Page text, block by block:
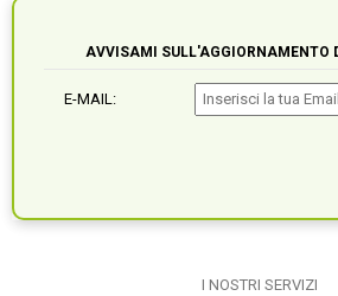
AVVISAMI SULL'AGGIORNAMENTO
E-MAIL:
I NOSTRI SERVIZI